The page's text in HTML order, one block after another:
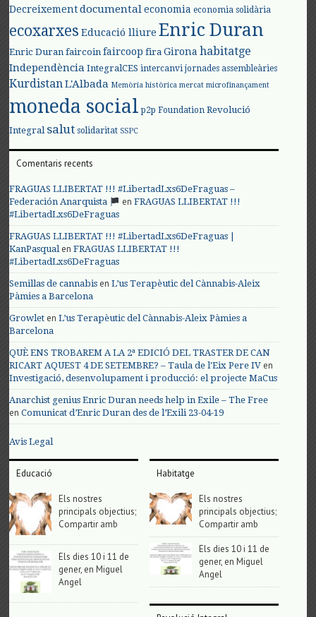
Decreixement documental economia economia solidària
ecoxarxes Educació lliure Enric Duran
Enric Duran faircoin faircoop fira Girona habitatge
Independència IntegralCES intercanvi jornades assembleàries
KurdistanL'Albada Memòria històrica mercat microfinançament
moneda social p2p Foundation Revolució
Integral salut solidaritat SSPC
Comentaris recents
FRAGUAS LLIBERTAT !!! #LibertadLxs6DeFraguas –
Federación Anarquista
enFRAGUAS LLIBERTAT !!!
#LibertadLxs6DeFraguas
FRAGUAS LLIBERTAT !!! #LibertadLxs6DeFraguas |
KanPasqualenFRAGUAS LLIBERTAT !!!
#LibertadLxs6DeFraguas
Semillas de cannabis enL’us Terapèutic del Cànnabis-Aleix
Pàmies a Barcelona
Growlet enL’us Terapèutic del Cànnabis-Aleix Pàmies a
Barcelona
QUÈ ENS TROBAREM A LA 2ª EDICIÓ DEL TRASTER DE CAN
RICART AQUEST 4 DE SETEMBRE? – Taula de l'Eix Pere IV en
Investigació, desenvolupament i producció: el projecte MaCus
Anarchist genius Enric Duran needs help in Exile – The Free
enComunicat d’Enric Duran des de l’Exili 23-04-19
Avis Legal
Educació
Els nostres
principals objectius;
Compartir amb
Els dies 10 i 11 de
gener, en Miguel
Angel
Habitatge
Els nostres
principals objectius;
Compartir amb
Els dies 10 i 11 de
gener, en Miguel
Angel